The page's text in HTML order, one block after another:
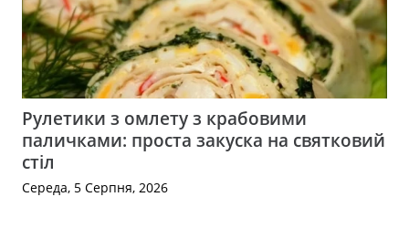
Рулетики з омлету з крабовими
паличками: проста закуска на святковий
стіл
Середа, 5 Серпня, 2026